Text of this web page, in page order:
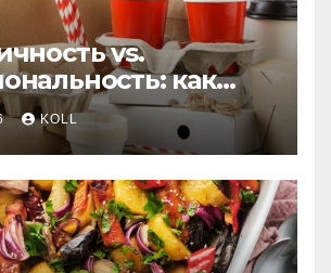
vs.
как
бумажную посуду
KOLL